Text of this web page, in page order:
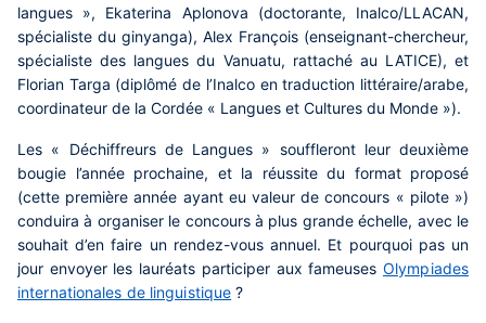
langues », Ekaterina Aplonova (doctorante, Inalco/LLACAN,
spécialiste du ginyanga), Alex François (enseignant-chercheur,
spécialiste des langues du Vanuatu, rattaché au LATICE), et
Florian Targa (diplômé de l’Inalco en traduction littéraire/arabe,
coordinateur de la Cordée « Langues et Cultures du Monde »).
Les « Déchiffreurs de Langues » souffleront leur deuxième
bougie l’année prochaine, et la réussite du format proposé
(cette première année ayant eu valeur de concours « pilote »)
conduira à organiser le concours à plus grande échelle, avec le
souhait d’en faire un rendez-vous annuel. Et pourquoi pas un
jour envoyer les lauréats participer aux fameuses Olympiades
internationales de linguistique ?